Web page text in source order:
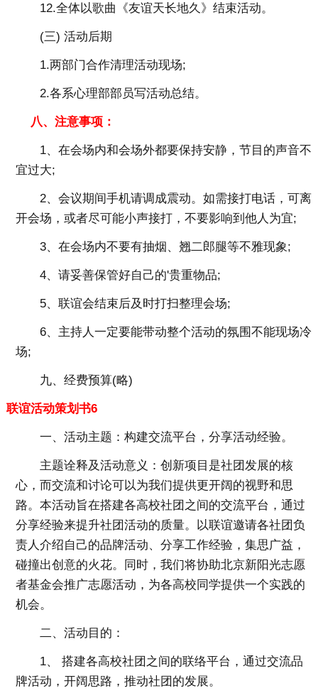
12.全体以歌曲《友谊天长地久》结束活动。
(三) 活动后期
1.两部门合作清理活动现场;
2.各系心理部部员写活动总结。
八、注意事项：
1、在会场内和会场外都要保持安静，节目的声音不
宜过大;
2、会议期间手机请调成震动。如需接打电话，可离
开会场，或者尽可能小声接打，不要影响到他人为宜;
3、在会场内不要有抽烟、翘二郎腿等不雅现象;
4、请妥善保管好自己的'贵重物品;
5、联谊会结束后及时打扫整理会场;
6、主持人一定要能带动整个活动的氛围不能现场冷
场;
九、经费预算(略)
联谊活动策划书6
一、活动主题：构建交流平台，分享活动经验。
主题诠释及活动意义：创新项目是社团发展的核
心，而交流和讨论可以为我们提供更开阔的视野和思
路。本活动旨在搭建各高校社团之间的交流平台，通过
分享经验来提升社团活动的质量。以联谊邀请各社团负
责人介绍自己的品牌活动、分享工作经验，集思广益，
碰撞出创意的火花。同时，我们将协助北京新阳光志愿
者基金会推广志愿活动，为各高校同学提供一个实践的
机会。
二、活动目的：
1、 搭建各高校社团之间的联络平台，通过交流品
牌活动，开阔思路，推动社团的发展。